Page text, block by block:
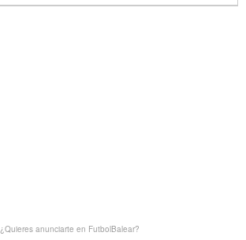
¿Quieres anunciarte en FutbolBalear?